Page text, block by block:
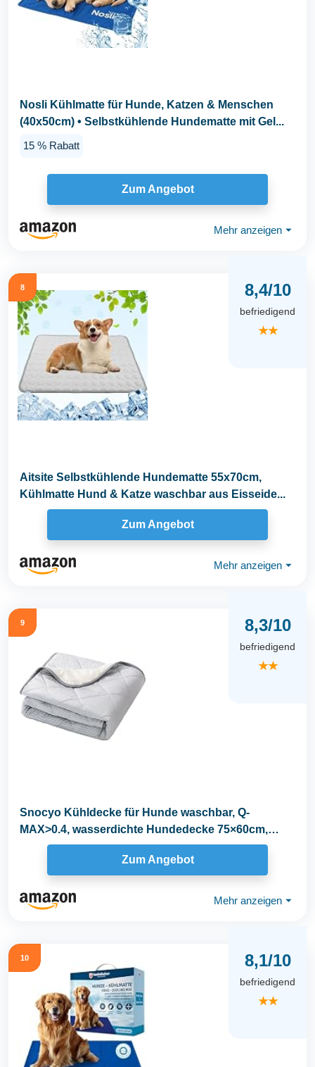
Nosli Kühlmatte für Hunde, Katzen & Menschen
(40x50cm) • Selbstkühlende Hundematte mit Gel...
15 % Rabatt
Zum Angebot
Mehr anzeigen ⏷
8 8,4/10
befriedigend
★★
Aitsite Selbstkühlende Hundematte 55x70cm,
Kühlmatte Hund & Katze waschbar aus Eisseide...
Zum Angebot
Mehr anzeigen ⏷
9 8,3/10
befriedigend
★★
Snocyo Kühldecke für Hunde waschbar, Q-
MAX>0.4, wasserdichte Hundedecke 75×60cm,
doppelseitige...
Zum Angebot
Mehr anzeigen ⏷
10 8,1/10
befriedigend
★★